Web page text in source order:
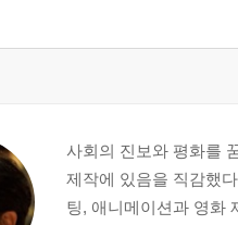
계의 AI 스토리텔링 · 143
토리 개발 단계’에서의 도전과제
발 단계의 AI 스토리텔링 · 193
단계’의 도전과제 · 197
사회의 진보와 평화를
제작에 있음을 직감했
팅, 애니메이션과 영화